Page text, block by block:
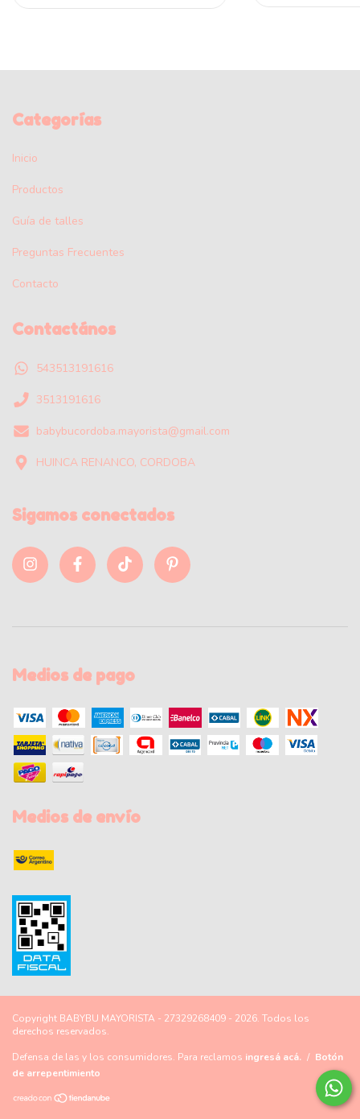
Categorías
Inicio
Productos
Guía de talles
Preguntas Frecuentes
Contacto
Contactános
543513191616
3513191616
babybucordoba.mayorista@gmail.com
HUINCA RENANCO, CORDOBA
Sigamos conectados
Medios de pago
Medios de envío
Copyright BABYBU MAYORISTA - 27329268409 - 2026. Todos los
derechos reservados.
Defensa de las y los consumidores. Para reclamos ingresá acá. / Botón
de arrepentimiento